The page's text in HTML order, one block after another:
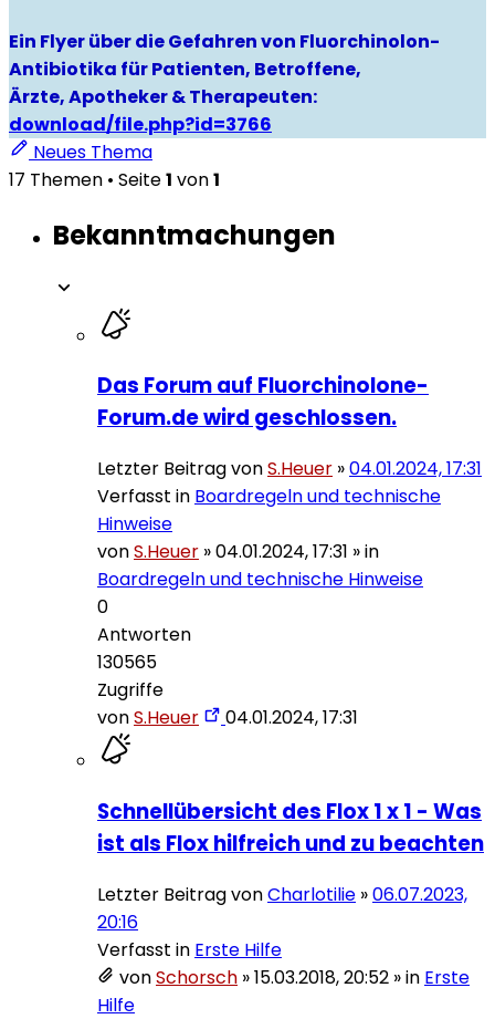
Ein Flyer über die Gefahren von Fluorchinolon-
Antibiotika für Patienten, Betroffene,
Ärzte, Apotheker & Therapeuten:
download/file.php?id=3766
Neues Thema
17 Themen • Seite1 von1
Bekanntmachungen
Das Forum auf Fluorchinolone-
Forum.de wird geschlossen.
Letzter Beitrag vonS.Heuer »04.01.2024, 17:31
Verfasst in Boardregeln und technische
Hinweise
vonS.Heuer »04.01.2024, 17:31 » in
Boardregeln und technische Hinweise
0
Antworten
130565
Zugriffe
vonS.Heuer 04.01.2024, 17:31
Schnellübersicht des Flox 1 x 1 - Was
ist als Flox hilfreich und zu beachten
Letzter Beitrag vonCharlotilie »06.07.2023,
20:16
Verfasst in Erste Hilfe
vonSchorsch »15.03.2018, 20:52 » in Erste
Hilfe